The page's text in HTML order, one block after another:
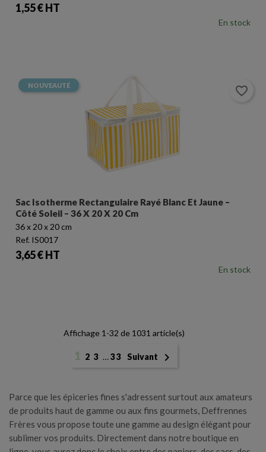
Prix
1,55 € HT
En stock
Sac Isotherme Rectangulaire Rayé Blanc Et Jaune –
Côté Soleil – 36 X 20 X 20 Cm
36 x 20 x 20 cm
Ref. IS0017
Prix
3,65 € HT
En stock
NOUVEAUTÉ favorite_border
Affichage 1-32 de 1031 article(s)
1 2 3 …33 Suivant 
Parce que les épiceries fines s'adressent surtout aux amateurs
de produits haut de gamme ou aux fins gourmets, Deffrennes
Frères vous propose toute une gamme au design élégant pour
sublimer vos produits. Directement dans notre boutique en